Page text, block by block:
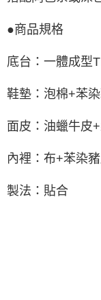
●商品規格
底台：一體成型
鞋墊：泡棉+苯
面皮：油蠟牛皮
內裡：布+苯染
製法：貼合